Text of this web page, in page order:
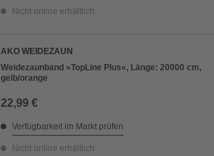
Nicht online erhältlich
AKO WEIDEZAUN
Weidezaunband »TopLine Plus«, Länge: 20000 cm,
gelb/orange
22,99 €
Verfügbarkeit im Markt prüfen
Nicht online erhältlich